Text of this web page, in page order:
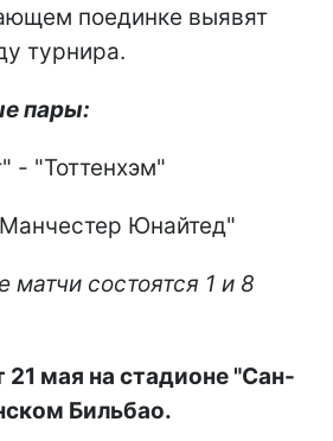
поединке выявят
турнира.
пары:
- "Тоттенхэм"
Юнайтед"
состоятся 1 и 8
мая на стадионе "Сан-
Бильбао.